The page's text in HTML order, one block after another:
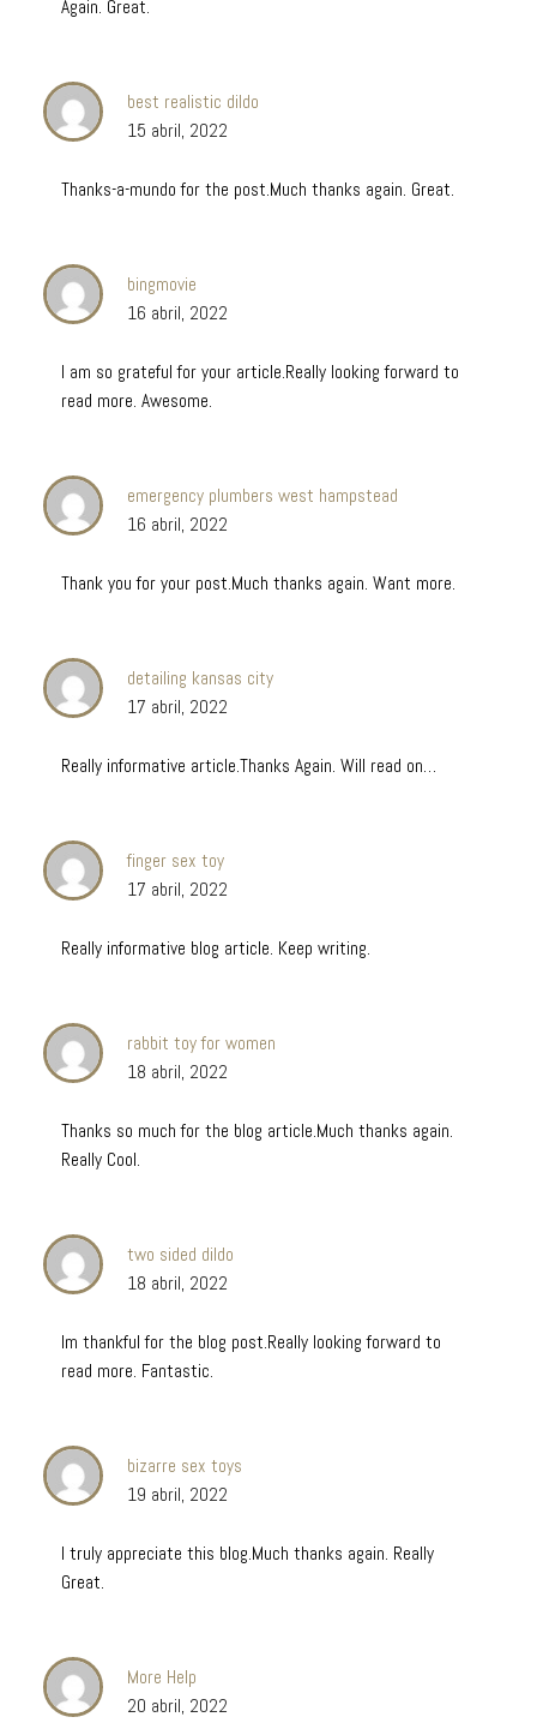
Again. Great.
best realistic dildo
15 abril, 2022
Thanks-a-mundo for the post.Much thanks again. Great.
bingmovie
16 abril, 2022
I am so grateful for your article.Really looking forward to
read more. Awesome.
emergency plumbers west hampstead
16 abril, 2022
Thank you for your post.Much thanks again. Want more.
detailing kansas city
17 abril, 2022
Really informative article.Thanks Again. Will read on…
finger sex toy
17 abril, 2022
Really informative blog article. Keep writing.
rabbit toy for women
18 abril, 2022
Thanks so much for the blog article.Much thanks again.
Really Cool.
two sided dildo
18 abril, 2022
Im thankful for the blog post.Really looking forward to
read more. Fantastic.
bizarre sex toys
19 abril, 2022
I truly appreciate this blog.Much thanks again. Really
Great.
More Help
20 abril, 2022